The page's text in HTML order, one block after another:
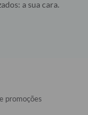
a sua cara.
promoções